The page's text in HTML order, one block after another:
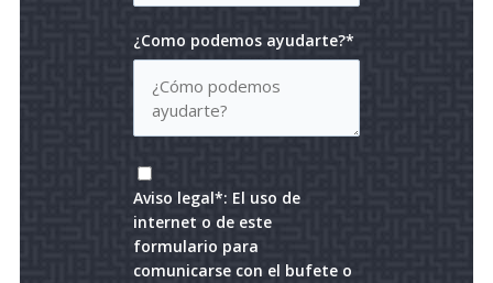
¿Como podemos ayudarte?*
Aviso legal*: El uso de
internet o de este
formulario para
comunicarse con el bufete o